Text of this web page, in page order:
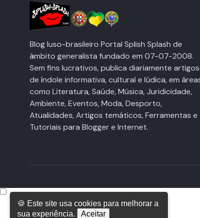
Blog luso-brasileiro Portal Splish Splash de
âmbito generalista fundado em 07-07-2008.
Sem fins lucrativos, publica diariamente artigos
de índole informativa, cultural e lúdica, em
como Literatura, Saúde, Música, Juridicidade,
Ambiente, Eventos, Moda, Desporto,
Atualidades, Artigos temáticos, Ferramentas e
Tutoriais para Blogger e Internet.
🍪 Este site usa cookies para melhorar a
sua experiência.
Aceitar